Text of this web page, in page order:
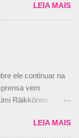
Piquet havia
Campos, dando,
Nelsinho Piquet,
todas por
O
Bruno Senna em
uma oferta
“Mas depois de ter
ainda que
LEIA MAIS
ele continuar na
vem
Räikkönen
so that’s
#Kimi7 #EifelGP
LEIA MAIS